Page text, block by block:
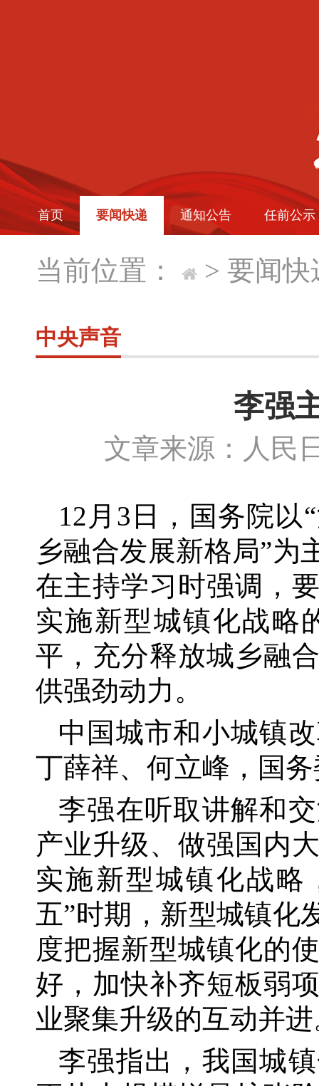
首页 要闻快递 通知公告 任前公示
当前位置： > 要闻快
中央声音
李强
文章来源：人
12月3日，国务院以
乡融合发展新格局”为
在主持学习时强调，
实施新型城镇化战略
平，充分释放城乡融
供强劲动力。
中国城市和小城镇
丁薛祥、何立峰，国
李强在听取讲解和
产业升级、做强国内
实施新型城镇化战
五”时期，新型城镇化
度把握新型城镇化的
好，加快补齐短板弱
业聚集升级的互动并
李强指出，我国城